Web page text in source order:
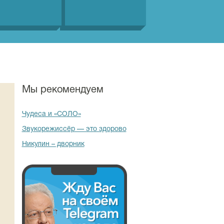
Мы рекомендуем
Чудеса и «СОЛО»
Звукорежиссёр — это здорово
Никулин – дворник